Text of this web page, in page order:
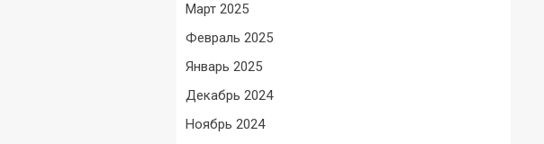
Март 2025
Февраль 2025
Январь 2025
Декабрь 2024
Ноябрь 2024